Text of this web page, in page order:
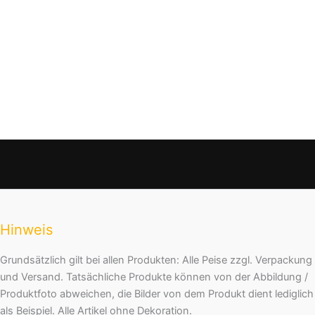
Hinweis
Grundsätzlich gilt bei allen Produkten: Alle Peise zzgl. Verpackung
und Versand. Tatsächliche Produkte können von der Abbildung /
Produktfoto abweichen, die Bilder von dem Produkt dient lediglich
als Beispiel. Alle Artikel ohne Dekoration.